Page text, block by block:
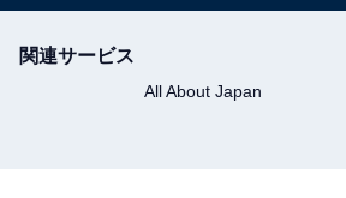
推察される生徒へ立ちはだかる里
の目論見により「担任はく奪」の嘆
里奈は教室から追放させられてしま
関連サービス
All About Japan